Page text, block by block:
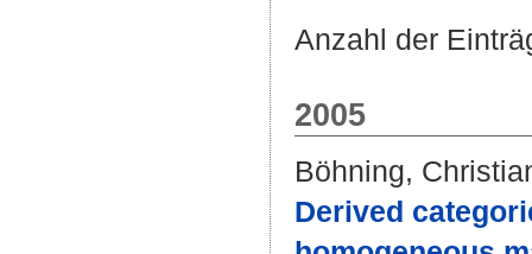
Anzahl der
2005
Böhning,
Derived